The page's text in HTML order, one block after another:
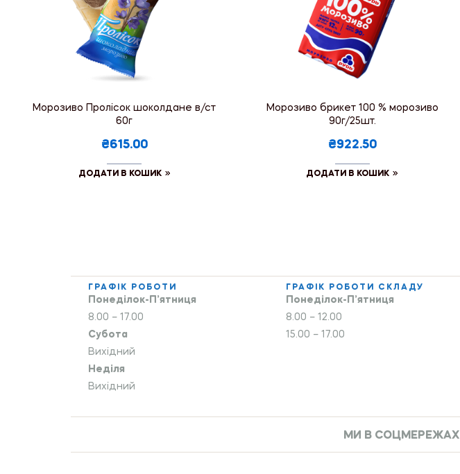
Морозиво Пролісок шоколдане в/ст
60г
₴615.00
ДОДАТИ В КОШИК
Морозиво брикет 100 % морозиво
90г/25шт.
₴922.50
ДОДАТИ В КОШИК
ГРАФІК РОБОТИ
Понеділок-П’ятниця
8.00 – 17.00
Субота
Вихідний
Неділя
Вихідний
ГРАФІК РОБОТИ СКЛАДУ
Понеділок-П’ятниця
8.00 – 12.00
15.00 – 17.00
МИ В СОЦМЕРЕЖАХ